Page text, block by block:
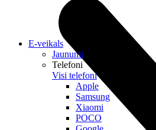
E-veikals
Jaunumi
Telefoni
Visi telefoni
Apple
Samsung
Xiaomi
POCO